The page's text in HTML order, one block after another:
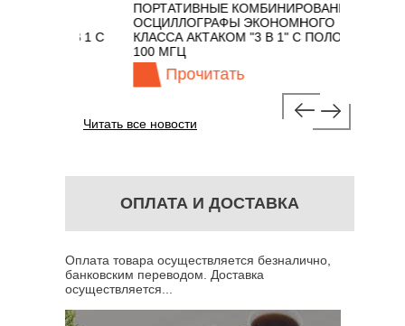
ПОРТАТИВНЫЕ КОМБИНИРОВАННЫЕ
ОСЦИЛЛОГРАФЫ ЭКОНОМНОГО
КЛАССА АКТАКОМ "3 В 1" С ПОЛОСОЙ
100 МГЦ
Прочитать
Читать все новости
ОПЛАТА И ДОСТАВКА
Оплата товара осуществляется безналично,
банковским переводом. Доставка
осуществляется...